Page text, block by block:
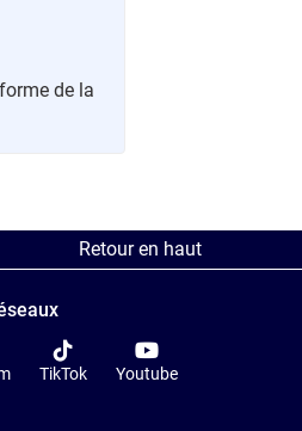
de la
Retour en haut
TikTok Youtube